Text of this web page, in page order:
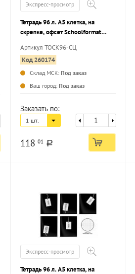
Экспресс-просмотр
Тетрадь 96 л. А5 клетка, на
скрепке, офсет Schoolformat
картон, сплошной УФ-лак
Артикул ТОСК96-СЦ
Код 260174
Склад МСК: Под заказ
Ваш город: Под заказ
Заказать по:
1 шт.
118 01 a
Экспресс-просмотр
Тетрадь 96 л. А5 клетка, на